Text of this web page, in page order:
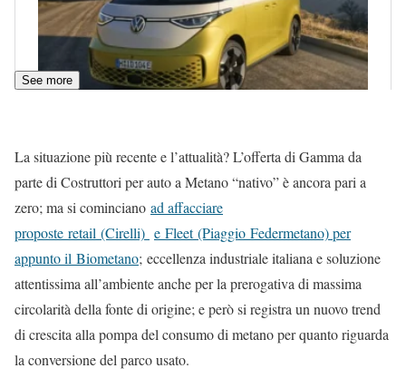
See more
La situazione più recente e l’attualità? L’offerta di Gamma da
parte di Costruttori per auto a Metano “nativo” è ancora pari a
zero; ma si cominciano ad affacciare
proposte retail (Cirelli) e Fleet (Piaggio Federmetano) per
appunto il Biometano; eccellenza industriale italiana e soluzione
attentissima all’ambiente anche per la prerogativa di massima
circolarità della fonte di origine; e però si registra un nuovo trend
di crescita alla pompa del consumo di metano per quanto riguarda
la conversione del parco usato.